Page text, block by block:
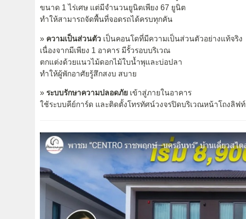
ขนาด 1 ไร่เศษ แต่มีจำนวนยูนิตเพียง 67 ยูนิต
ทำให้สามารถจัดพื้นที่จอดรถได้ครบทุกคัน
» ความเป็นส่วนตัว เป็นคอนโดที่มีความเป็นส่วนตัวอย่างแท้จริง
เนื่องจากมีเพียง 1 อาคาร มีรั้วรอบบริเวณ
ตกแต่งด้วยแนวไม้ดอกไม้ใบน้ำพุและบ่อปลา
ทำให้ผู้พักอาศัยรู้สึกสงบ สบาย
» ระบบรักษาความปลอดภัย เข้าสู่ภายในอาคาร
ใช้ระบบคีย์การ์ด และติดตั้งโทรทัศน์วงจรปิดบริเวณหน้าโถงลิฟท์